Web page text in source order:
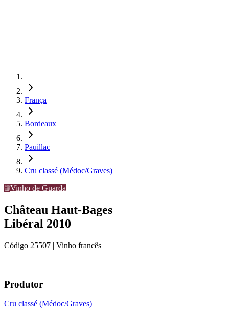
França
Bordeaux
Pauillac
Cru classé (Médoc/Graves)
Vinho de Guarda
Château Haut-Bages
Libéral 2010
Código 25507 | Vinho francês
Produtor
Cru classé (Médoc/Graves)